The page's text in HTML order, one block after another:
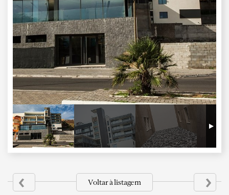
‹ Voltar à listagem ›